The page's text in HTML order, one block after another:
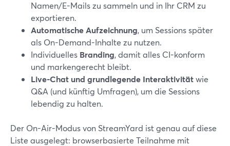
Namen/E-Mails zu sammeln und in Ihr CRM zu
exportieren.
Automatische Aufzeichnung, um Sessions später
als On-Demand-Inhalte zu nutzen.
Individuelles Branding, damit alles CI-konform
und markengerecht bleibt.
Live-Chat und grundlegende Interaktivitätwie
Q&A (und künftig Umfragen), um die Sessions
lebendig zu halten.
Der On-Air-Modus von StreamYard ist genau auf diese
Liste ausgelegt: browserbasierte Teilnahme mit